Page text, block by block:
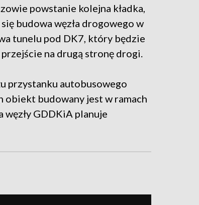
powstanie kolejna kładka,
budowa węzła drogowego w
tunelu pod DK7, który będzie
na drugą stronę drogi.
przystanku autobusowego
obiekt budowany jest w ramach
węzły GDDKiA planuje